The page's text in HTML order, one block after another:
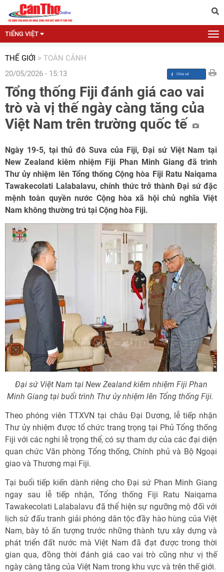
TIẾNG VIỆT
THẾ GIỚI > TOÀN CẢNH
20/05/2026 - 15:13
Tổng thống Fiji đánh giá cao vai
trò và vị thế ngày càng tăng của
Việt Nam trên trường quốc tế
Ngày 19-5, tại thủ đô Suva của Fiji, Đại sứ Việt Nam tại
New Zealand kiêm nhiệm Fiji Phan Minh Giang đã trình
Thư ủy nhiệm lên Tổng thống Cộng hòa Fiji Ratu Naiqama
Tawakecolati Lalabalavu, chính thức trở thành Đại sứ đặc
mệnh toàn quyền nước Cộng hòa xã hội chủ nghĩa Việt
Nam không thường trú tại Cộng hòa Fiji.
Đại sứ Việt Nam tại New Zealand kiêm nhiệm Fiji Phan
Minh Giang tại buổi trình Thư ủy nhiệm lên Tổng thống Fiji.
Theo phóng viên TTXVN tại châu Đại Dương, lễ tiếp nhận
Thư ủy nhiệm được tổ chức trang trọng tại Phủ Tổng thống
Fiji với các nghi lễ trọng thể, có sự tham dự của các đại diện
quan chức Văn phòng Tổng thống, Chính phủ và Bộ Ngoại
giao và Thương mại Fiji.
Tại buổi tiếp kiến dành riêng cho Đại sứ Phan Minh Giang
ngay sau lễ tiếp nhận, Tổng thống Fiji Ratu Naiqama
Tawakecolati Lalabalavu đã thể hiện sự ngưỡng mộ đối với
lịch sử đấu tranh giải phóng dân tộc đầy hào hùng của Việt
Nam, bày tỏ ấn tượng trước những thành tựu xây dựng và
phát triển đất nước mà Việt Nam đã đạt được trong thời
gian qua, đồng thời đánh giá cao vai trò cũng như vị thế
ngày càng tăng của Việt Nam trong khu vực và trên thế giới.